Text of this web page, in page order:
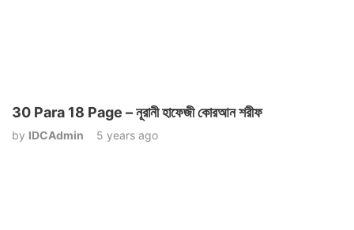
30 Para 18 Page – নূরানী হাফেজী কোরআন শরীফ
by IDCAdmin 5 years ago